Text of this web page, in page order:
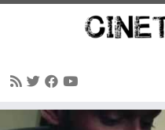
Passer